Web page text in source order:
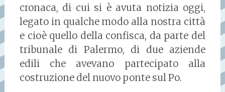
cronaca, di cui si è avuta notizia oggi,
legato in qualche modo alla nostra città
e cioè quello della confisca, da parte del
tribunale di Palermo, di due aziende
edili che avevano partecipato alla
costruzione del nuovo ponte sul Po.